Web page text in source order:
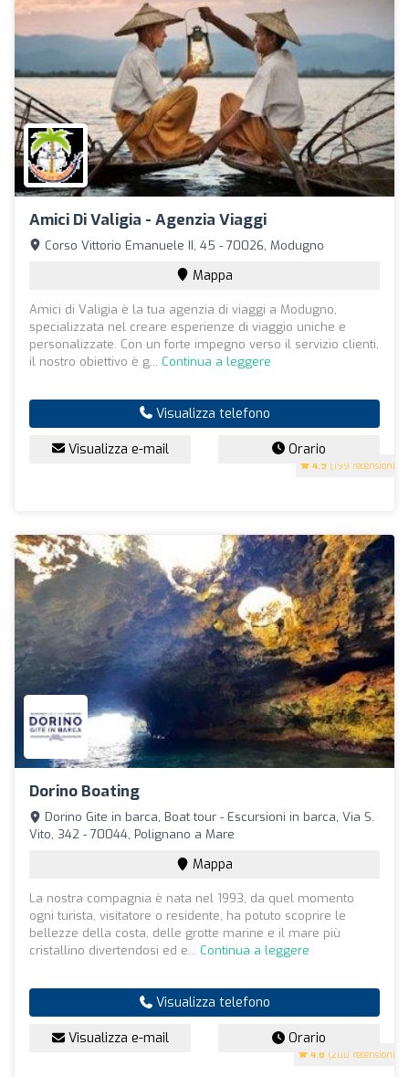
Amici Di Valigia - Agenzia Viaggi
4.9 (199 recensioni)
Corso Vittorio Emanuele II, 45 - 70026, Modugno
Mappa
Amici di Valigia è la tua agenzia di viaggi a Modugno,
specializzata nel creare esperienze di viaggio uniche e
personalizzate. Con un forte impegno verso il servizio clienti,
il nostro obiettivo è g... Continua a leggere
Visualizza telefono
Visualizza e-mail Orario
Dorino Boating
4.8 (200 recensioni)
Dorino Gite in barca, Boat tour - Escursioni in barca, Via S.
Vito, 342 - 70044, Polignano a Mare
Mappa
La nostra compagnia è nata nel 1993, da quel momento
ogni turista, visitatore o residente, ha potuto scoprire le
bellezze della costa, delle grotte marine e il mare più
cristallino divertendosi ed e... Continua a leggere
Visualizza telefono
Visualizza e-mail Orario